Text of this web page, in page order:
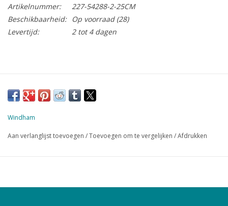
Artikelnummer:
227-54288-2-25CM
Beschikbaarheid:
Op voorraad(28)
Levertijd:
2 tot 4 dagen
Windham
Aan verlanglijst toevoegen /Toevoegen om te vergelijken /Afdrukken